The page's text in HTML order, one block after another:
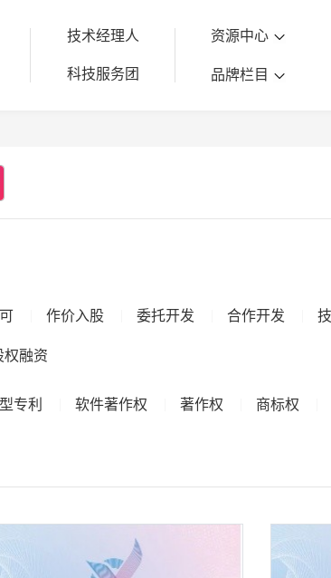
技术经理人
科技服务团
资源中心
品牌栏目
作价入股 委托开发 合作开发
权融资
专利 软件著作权 著作权 商标权